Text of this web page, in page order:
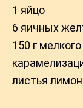
1 яйцо
6 яичных
150 г
листья